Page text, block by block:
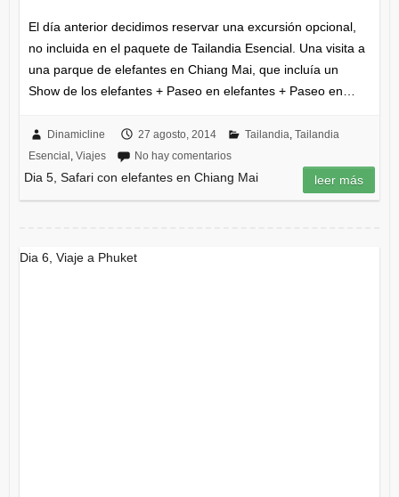
El día anterior decidimos reservar una excursión opcional,
no incluida en el paquete de Tailandia Esencial. Una visita a
una parque de elefantes en Chiang Mai, que incluía un
Show de los elefantes + Paseo en elefantes + Paseo en…
Dinamicline 27 agosto, 2014 Tailandia, Tailandia
Esencial , Viajes No hay comentarios
Dia 5, Safari con elefantes en Chiang Mai leer más
Dia 6, Viaje a Phuket